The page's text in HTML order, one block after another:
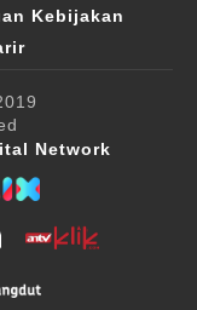
Kebijakan
Network